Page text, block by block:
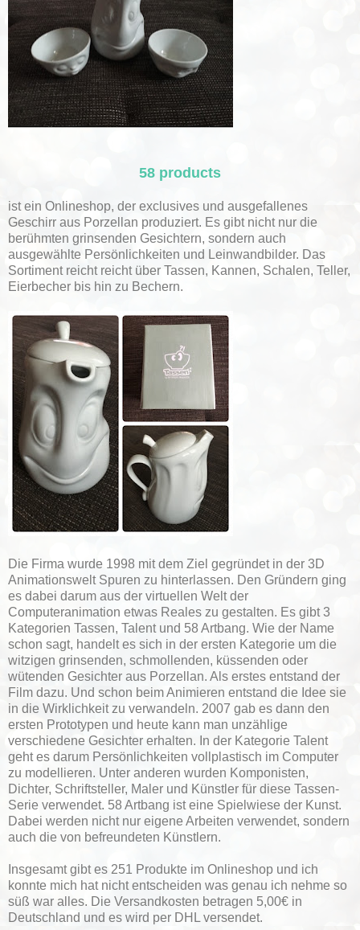
58 products
ist ein Onlineshop, der exclusives und ausgefallenes
Geschirr aus Porzellan produziert. Es gibt nicht nur die
berühmten grinsenden Gesichtern, sondern auch
ausgewählte Persönlichkeiten und Leinwandbilder. Das
Sortiment reicht reicht über Tassen, Kannen, Schalen, Teller,
Eierbecher bis hin zu Bechern.
Die Firma wurde 1998 mit dem Ziel gegründet in der 3D
Animationswelt Spuren zu hinterlassen. Den Gründern ging
es dabei darum aus der virtuellen Welt der
Computeranimation etwas Reales zu gestalten. Es gibt 3
Kategorien Tassen, Talent und 58 Artbang. Wie der Name
schon sagt, handelt es sich in der ersten Kategorie um die
witzigen grinsenden, schmollenden, küssenden oder
wütenden Gesichter aus Porzellan. Als erstes entstand der
Film dazu. Und schon beim Animieren entstand die Idee sie
in die Wirklichkeit zu verwandeln. 2007 gab es dann den
ersten Prototypen und heute kann man unzählige
verschiedene Gesichter erhalten. In der Kategorie Talent
geht es darum Persönlichkeiten vollplastisch im Computer
zu modellieren. Unter anderen wurden Komponisten,
Dichter, Schriftsteller, Maler und Künstler für diese Tassen-
Serie verwendet. 58 Artbang ist eine Spielwiese der Kunst.
Dabei werden nicht nur eigene Arbeiten verwendet, sondern
auch die von befreundeten Künstlern.
Insgesamt gibt es 251 Produkte im Onlineshop und ich
konnte mich hat nicht entscheiden was genau ich nehme so
süß war alles. Die Versandkosten betragen 5,00€ in
Deutschland und es wird per DHL versendet.